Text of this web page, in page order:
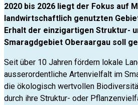
2020 bis 2026 liegt der Fokus auf
landwirtschaftlich genutzten
Erhalt der einzigartigen Struktur-
Smaragdgebiet Oberaargau soll
Seit über 10 Jahren fördern lokale
ausserordentliche Artenvielfalt im
die ökologisch wertvollen
durch ihre Struktur- oder